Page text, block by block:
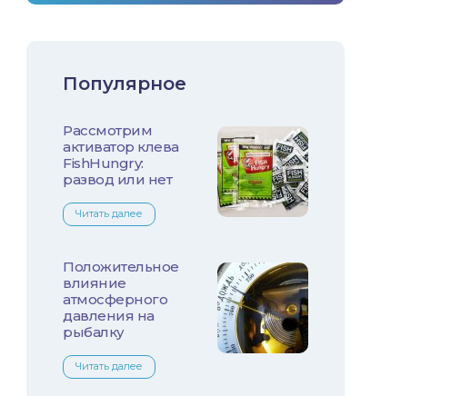
Карп/Сазан
Судак
Голавль
Жерех
Лещ
Язь
Линь
Популярное
Рассмотрим
активатор клева
FishHungry:
развод или нет
Читать далее
Положительное
влияние
атмосферного
давления на
рыбалку
Читать далее